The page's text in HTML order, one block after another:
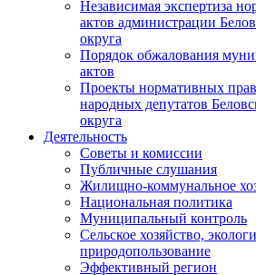
Независимая экспертиза
актов администрации
округа
Порядок обжалования
актов
Проекты нормативных
народных депутатов
округа
Деятельность
Советы и комиссии
Публичные слушания
Жилищно-коммунальное
Национальная политика
Муниципальный контроль
Сельское хозяйство,
природопользование
Эффективный регион